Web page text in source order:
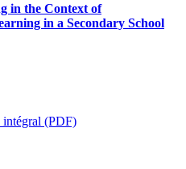
in the Context of
in a Secondary School
intégral (PDF)